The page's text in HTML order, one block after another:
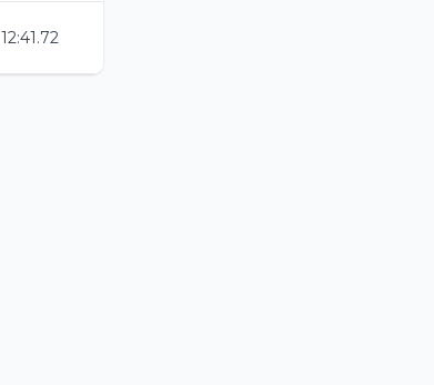
12:41.72